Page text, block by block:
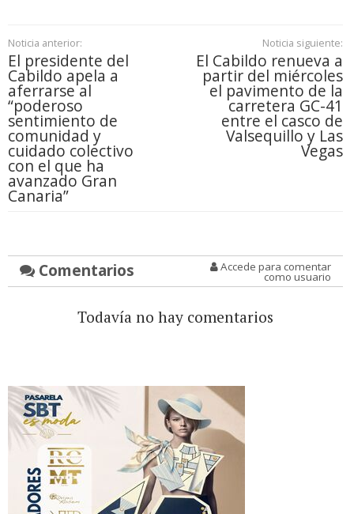
Noticia anterior:
El presidente del
Cabildo apela a
aferrarse al
“poderoso
sentimiento de
comunidad y
cuidado colectivo
con el que ha
avanzado Gran
Canaria”
Noticia siguiente:
El Cabildo renueva a
partir del miércoles
el pavimento de la
carretera GC-41
entre el casco de
Valsequillo y Las
Vegas
Comentarios Accede para comentar
como usuario
Todavía no hay comentarios